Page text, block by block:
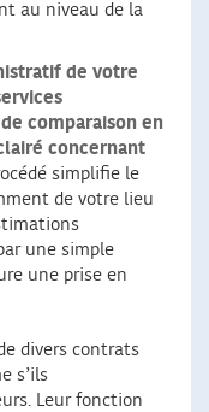
au niveau de la
de votre
comparaison en
concernant
simplifie le
de votre lieu
une simple
une prise en
divers contrats
s’ils
Leur fonction